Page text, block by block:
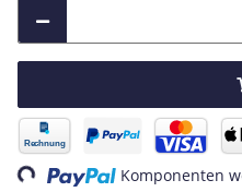
Loading... Komponenten